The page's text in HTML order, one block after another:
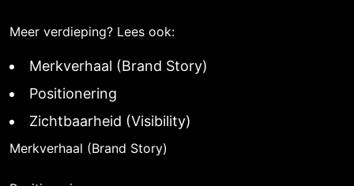
Meer verdieping? Lees ook:
Merkverhaal (Brand Story)
Positionering
Zichtbaarheid (Visibility)
Merkverhaal (Brand Story)